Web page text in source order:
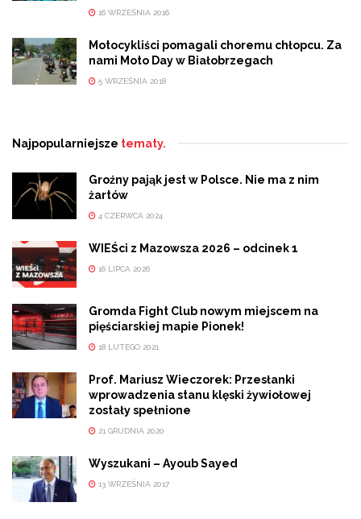
16 WRZEŚNIA 2016
Motocykliści pomagali choremu chłopcu. Za
nami Moto Day w Białobrzegach
5 WRZEŚNIA 2018
Najpopularniejsze tematy.
Groźny pająk jest w Polsce. Nie ma z nim
żartów
4 CZERWCA 2024
WIEŚci z Mazowsza 2026 – odcinek 1
16 LIPCA 2026
Gromda Fight Club nowym miejscem na
pięściarskiej mapie Pionek!
18 LUTEGO 2021
Prof. Mariusz Wieczorek: Przesłanki
wprowadzenia stanu klęski żywiołowej
zostały spełnione
21 GRUDNIA 2020
Wyszukani – Ayoub Sayed
13 WRZEŚNIA 2017